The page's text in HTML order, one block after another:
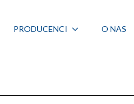
PRODUCENCI O NAS